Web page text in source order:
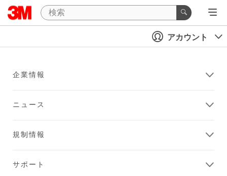
アカウント
企業情報
ニュース
規制情報
サポート